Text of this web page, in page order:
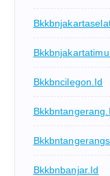
Bkkbncilegon.id
Bkkbnbanjar.id